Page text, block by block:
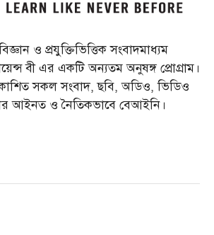
ও প্রযুক্তিভিত্তিক সংবাদমাধ্যম
বী এর একটি অন্যতম অনুষঙ্গ প্রোগ্রাম।
সকল সংবাদ, ছবি, অডিও, ভিডিও
আইনত ও নৈতিকভাবে বেআইনি।